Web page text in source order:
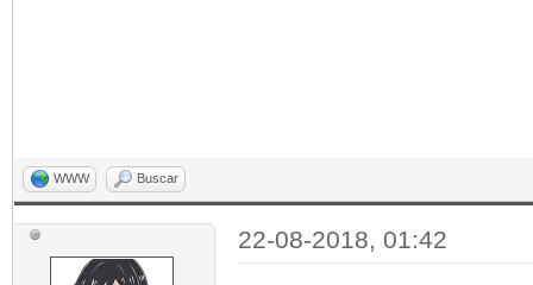
WWW Buscar
22-08-2018, 01:42